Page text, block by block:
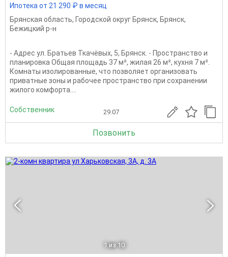
Ипотека от 21 290 ₽ в месяц
Брянская область, Городской округ Брянск, Брянск,
Бежицкий р-н
- Адрес ул. Братьев Ткачёвых, 5, Брянск. - Пространство и
планировка Общая площадь 37 м², жилая 26 м², кухня 7 м².
Комнаты изолированные, что позволяет организовать
приватные зоны и рабочее пространство при сохранении
жилого комфорта....
Собственник 29.07
Позвонить
1 из 10